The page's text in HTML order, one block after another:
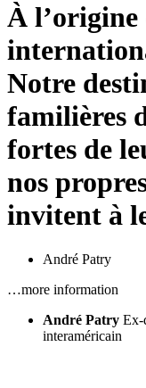
À l’origine
Notre
familières
fortes de
nos
invitent à
André Patry
…more information
André Patry Ex-
interaméricain